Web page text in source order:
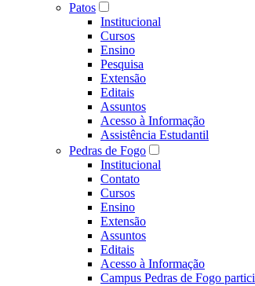
Patos
Institucional
Cursos
Ensino
Pesquisa
Extensão
Editais
Assuntos
Acesso à Informação
Assistência Estudantil
Pedras de Fogo
Institucional
Contato
Cursos
Ensino
Extensão
Assuntos
Editais
Acesso à Informação
Campus Pedras de Fogo